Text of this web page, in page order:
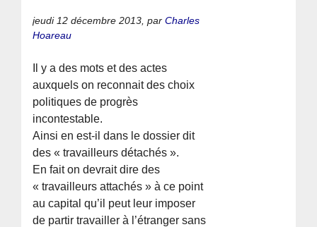
jeudi 12 décembre 2013 ,parCharles
Hoareau
Il y a des mots et des actes
auxquels on reconnait des choix
politiques de progrès
incontestable.
Ainsi en est-il dans le dossier dit
des « travailleurs détachés ».
En fait on devrait dire des
« travailleurs attachés » à ce point
au capital qu’il peut leur imposer
de partir travailler à l’étranger sans